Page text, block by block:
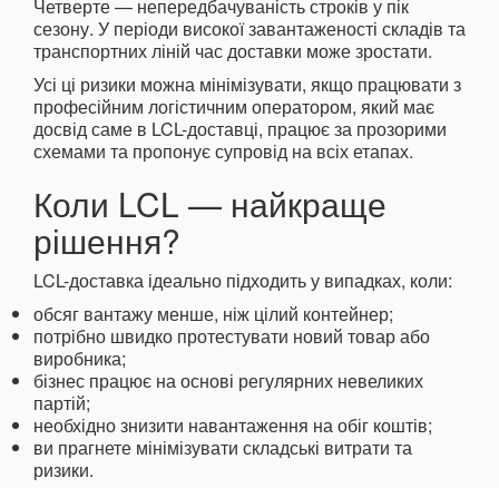
Четверте — непередбачуваність строків у пік
сезону. У періоди високої завантаженості складів та
транспортних ліній час доставки може зростати.
Усі ці ризики можна мінімізувати, якщо працювати з
професійним логістичним оператором, який має
досвід саме в LCL-доставці, працює за прозорими
схемами та пропонує супровід на всіх етапах.
Коли LCL — найкраще
рішення?
LCL-доставка ідеально підходить у випадках, коли:
обсяг вантажу менше, ніж цілий контейнер;
потрібно швидко протестувати новий товар або
виробника;
бізнес працює на основі регулярних невеликих
партій;
необхідно знизити навантаження на обіг коштів;
ви прагнете мінімізувати складські витрати та
ризики.